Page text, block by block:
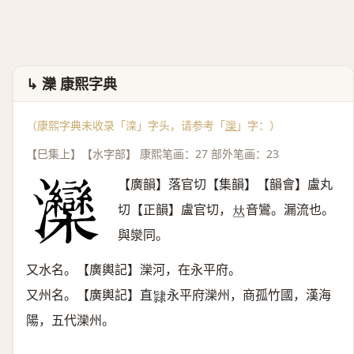
↳ 灤 康熙字典
（康熙字典未收录「滦」字头，请参考「灤 」字：）
【巳集上】【水字部】 康熙笔画：27 部外笔画：23
【廣韻】落官切【集韻】【韻會】盧丸
切【正韻】盧官切， 𠀤音鸞。漏流也。
與灓同。
又水名。【廣輿記】灤河，在永平府。
又州名。【廣輿記】直𨽻 永平府灤州，商孤竹國，漢海
陽，五代灤州。